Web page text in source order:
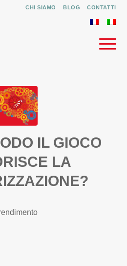
CHI SIAMO BLOG CONTATTI
IL GIOCO
LA